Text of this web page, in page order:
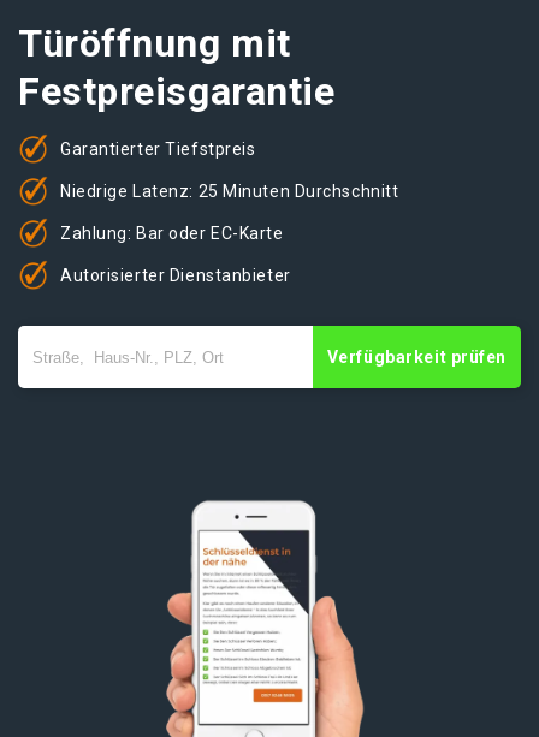
Türöffnung mit
Festpreisgarantie
Garantierter Tiefstpreis
Niedrige Latenz: 25 Minuten Durchschnitt
Zahlung: Bar oder EC-Karte
Autorisierter Dienstanbieter
Verfügbarkeit prüfen